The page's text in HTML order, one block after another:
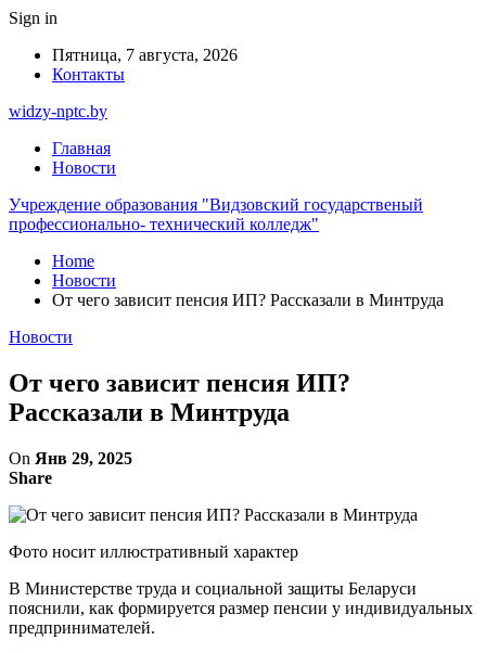
Sign in
Пятница, 7 августа, 2026
Контакты
widzy-nptc.by
Главная
Новости
Учреждение образования "Видзовский государственый
профессионально- технический колледж"
Home
Новости
От чего зависит пенсия ИП? Рассказали в Минтруда
Новости
От чего зависит пенсия ИП?
Рассказали в Минтруда
On Янв 29, 2025
Share
Фото носит иллюстративный характер
В Министерстве труда и социальной защиты Беларуси
пояснили, как формируется размер пенсии у индивидуальных
предпринимателей.